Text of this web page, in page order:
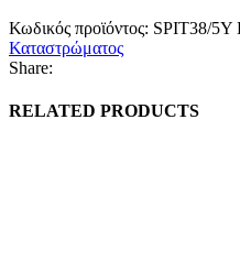
Κωδικός προϊόντος: SPIT38/5Υ
Καταστρώματος
Share:
RELATED PRODUCTS